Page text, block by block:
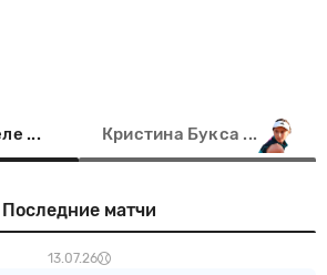
... Кристина Букса ...
Последние матчи
13.07.26